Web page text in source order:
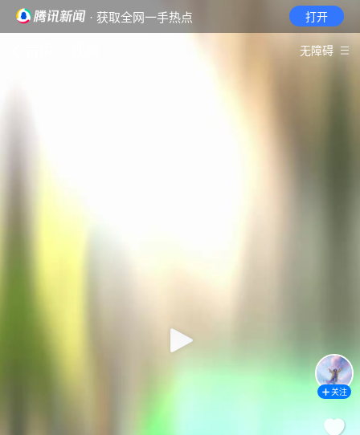
· 获取全网一手热点 打开
无障碍
关注